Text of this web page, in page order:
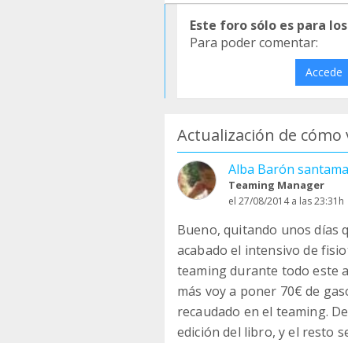
Este foro sólo es para
Para poder comentar:
Accede
Actualización de cómo
Alba Barón
Teaming Manager
el 27/08/2014 a las 23:31h
Bueno, quitando unos días
acabado el intensivo de
teaming durante todo este
más voy a poner 70€ de
recaudado en el teaming.
edición del libro, y el resto